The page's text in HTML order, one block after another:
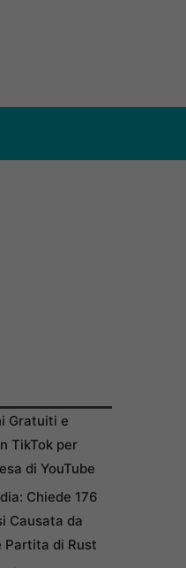
Gratuiti e
TikTok per
di YouTube
Chiede 176
Causata da
Partita di Rust